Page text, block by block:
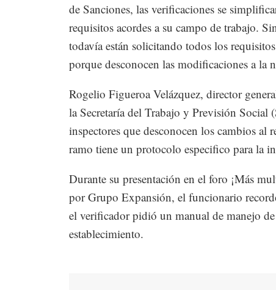
de Sanciones, las verificaciones se
requisitos acordes a su campo de trabajo.
todavía están solicitando todos los
porque desconocen las modificaciones a la
Rogelio Figueroa Velázquez, director
la Secretaría del Trabajo y Previsión Social
inspectores que desconocen los cambios al
ramo tiene un protocolo especifico para la
Durante su presentación en el foro ¡Más
por Grupo Expansión, el funcionario
el verificador pidió un manual de manejo de
establecimiento.